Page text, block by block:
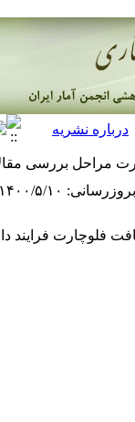
مراحل بررسی
۱۴۰۰/۵/۱۰ |
فلوچارت فرایند